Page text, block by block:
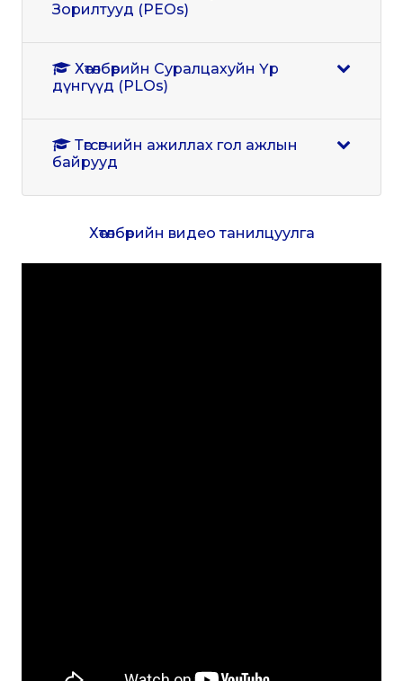
Зорилтууд (PEOs)
дүнгүүд (PLOs)
байрууд
Хөтөлбөрийн видео танилцуулга